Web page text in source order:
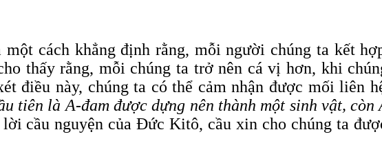
một cách khẳng định rằng, mỗi người chúng ta kết
thấy rằng, mỗi chúng ta trở nên cá vị hơn, khi
điều này, chúng ta có thể cảm nhận được mối liên
tiên là A-đam được dựng nên thành một sinh vật,
cầu nguyện của Đức Kitô, cầu xin cho chúng ta